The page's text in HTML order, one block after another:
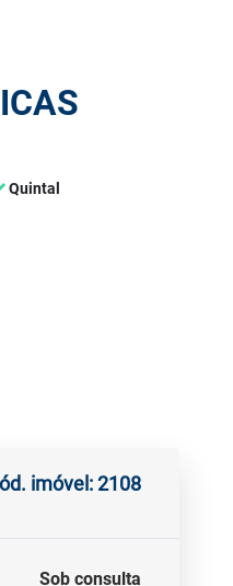
Quintal
imóvel: 2108
Sob consulta